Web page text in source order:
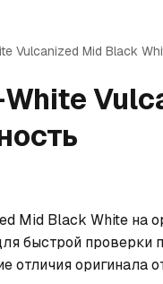
Vulcanized Mid Black
Mid Black White на
быстрой
отличия оригинала